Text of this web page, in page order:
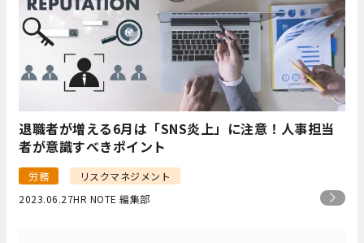
退職者が増える6月は「SNS炎上」に注意！人事担当
者が意識すべきポイント
労務
リスクマネジメント
2023.06.27HR NOTE 編集部